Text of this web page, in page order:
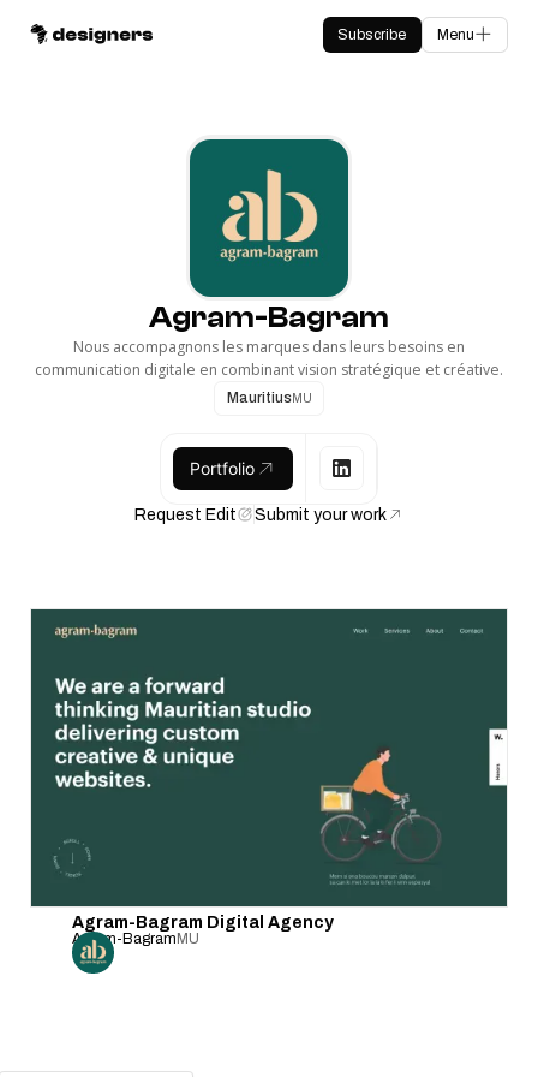
Subscribe Menu
Agram-Bagram
Nous accompagnons les marques dans leurs besoins en
communication digitale en combinant vision stratégique et créative.
MauritiusMU
Portfolio
Request Edit Submit your work
Agram-Bagram Digital Agency
Agram-BagramMU